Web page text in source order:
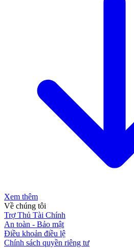
Xem thêm
Về chúng tôi
Trợ Thủ Tài Chính
An toàn - Bảo mật
Điều khoản điều lệ
Chính sách quyền riêng tư